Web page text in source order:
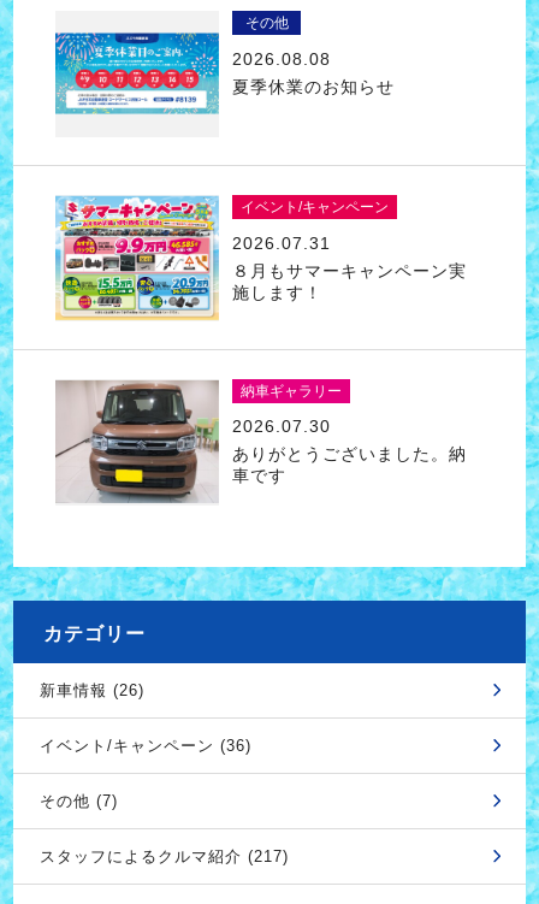
その他
2026.08.08
夏季休業のお知らせ
イベント/キャンペーン
2026.07.31
８月もサマーキャンペーン実
施します！
納車ギャラリー
2026.07.30
ありがとうございました。納
車です
カテゴリー
新車情報 (26)
イベント/キャンペーン (36)
その他 (7)
スタッフによるクルマ紹介 (217)